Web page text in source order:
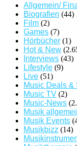
Allgemein/
Biografien (44)
Film (2)
Games (7)
Hörbücher (1)
Hot & New
Interviews (43)
Lifestyle (9)
Live (51)
Music Deals &
Music TV (2)
Music-News
Musik
Musik Events
Musikbizz (14)